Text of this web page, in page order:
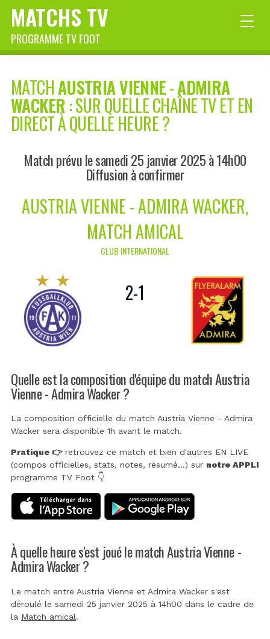
MATCHS TV
PROGRAMME TV FOOT
MATCHAUSTRIA VIENNE-ADMIRA
WACKER: SUR QUELLE CHAÎNE TV ET EN
DIRECT À QUELLE HEURE ?
Match prévu le samedi 25 janvier 2025 à 14h00
Diffusion à confirmer
AUSTRIA VIENNE - ADMIRA WACKER,
MATCH AMICAL
CLUB INTERNATIONAL
2-1
Quelle est la composition d'équipe du match Austria
Vienne - Admira Wacker ?
La composition officielle du match Austria Vienne - Admira
Wacker sera disponible 1h avant le match.
Pratique 👉retrouvez ce match et bien d'autres EN LIVE
(compos officielles, stats, notes, résumé...) sur notre APPLI
programme TV Foot 👇
À quelle heure s'est joué le match Austria Vienne -
Admira Wacker ?
Le match entre Austria Vienne et Admira Wacker s'est
déroulé le samedi 25 janvier 2025 à 14h00 dans le cadre de
la Match amical.